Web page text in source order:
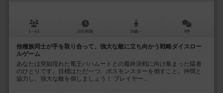
1～4人 20分前後 10歳～ 8件
他種族同士が手を取り合って、強大な敵に立ち向かう戦略ダイスロー
ルゲーム
あなたは突如現れた竜王バハムートとの最終決戦に向け集まった猛者
のひとりです。目標はただ一つ、ボスモンスターを倒すこと。仲間と
協力し、強大な敵を倒しましょう！ プレイヤー...